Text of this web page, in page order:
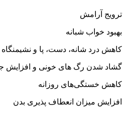
ترویج آرامش
بهبود خواب شبانه
کاهش درد شانه، دست، پا و نشیمنگاه
گشاد شدن رگ های خونی و افزایش
کاهش خستگی‌های روزانه
افزایش میزان انعطاف پذیری بدن